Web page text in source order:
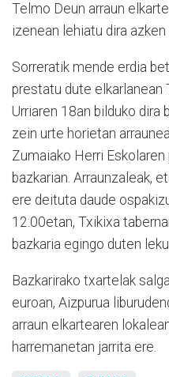
Telmo Deun arraun
izenean lehiatu dira
Sorreratik mende erdia
prestatu dute elkarlanean
Urriaren 18an bilduko dira
zein urte horietan
Zumaiako Herri
bazkarian. Arraunzaleak,
ere deituta daude
12:00etan, Txikixa
bazkaria egingo duten
Bazkarirako txartelak
euroan, Aizpurua
arraun elkartearen
harremanetan jarrita ere.